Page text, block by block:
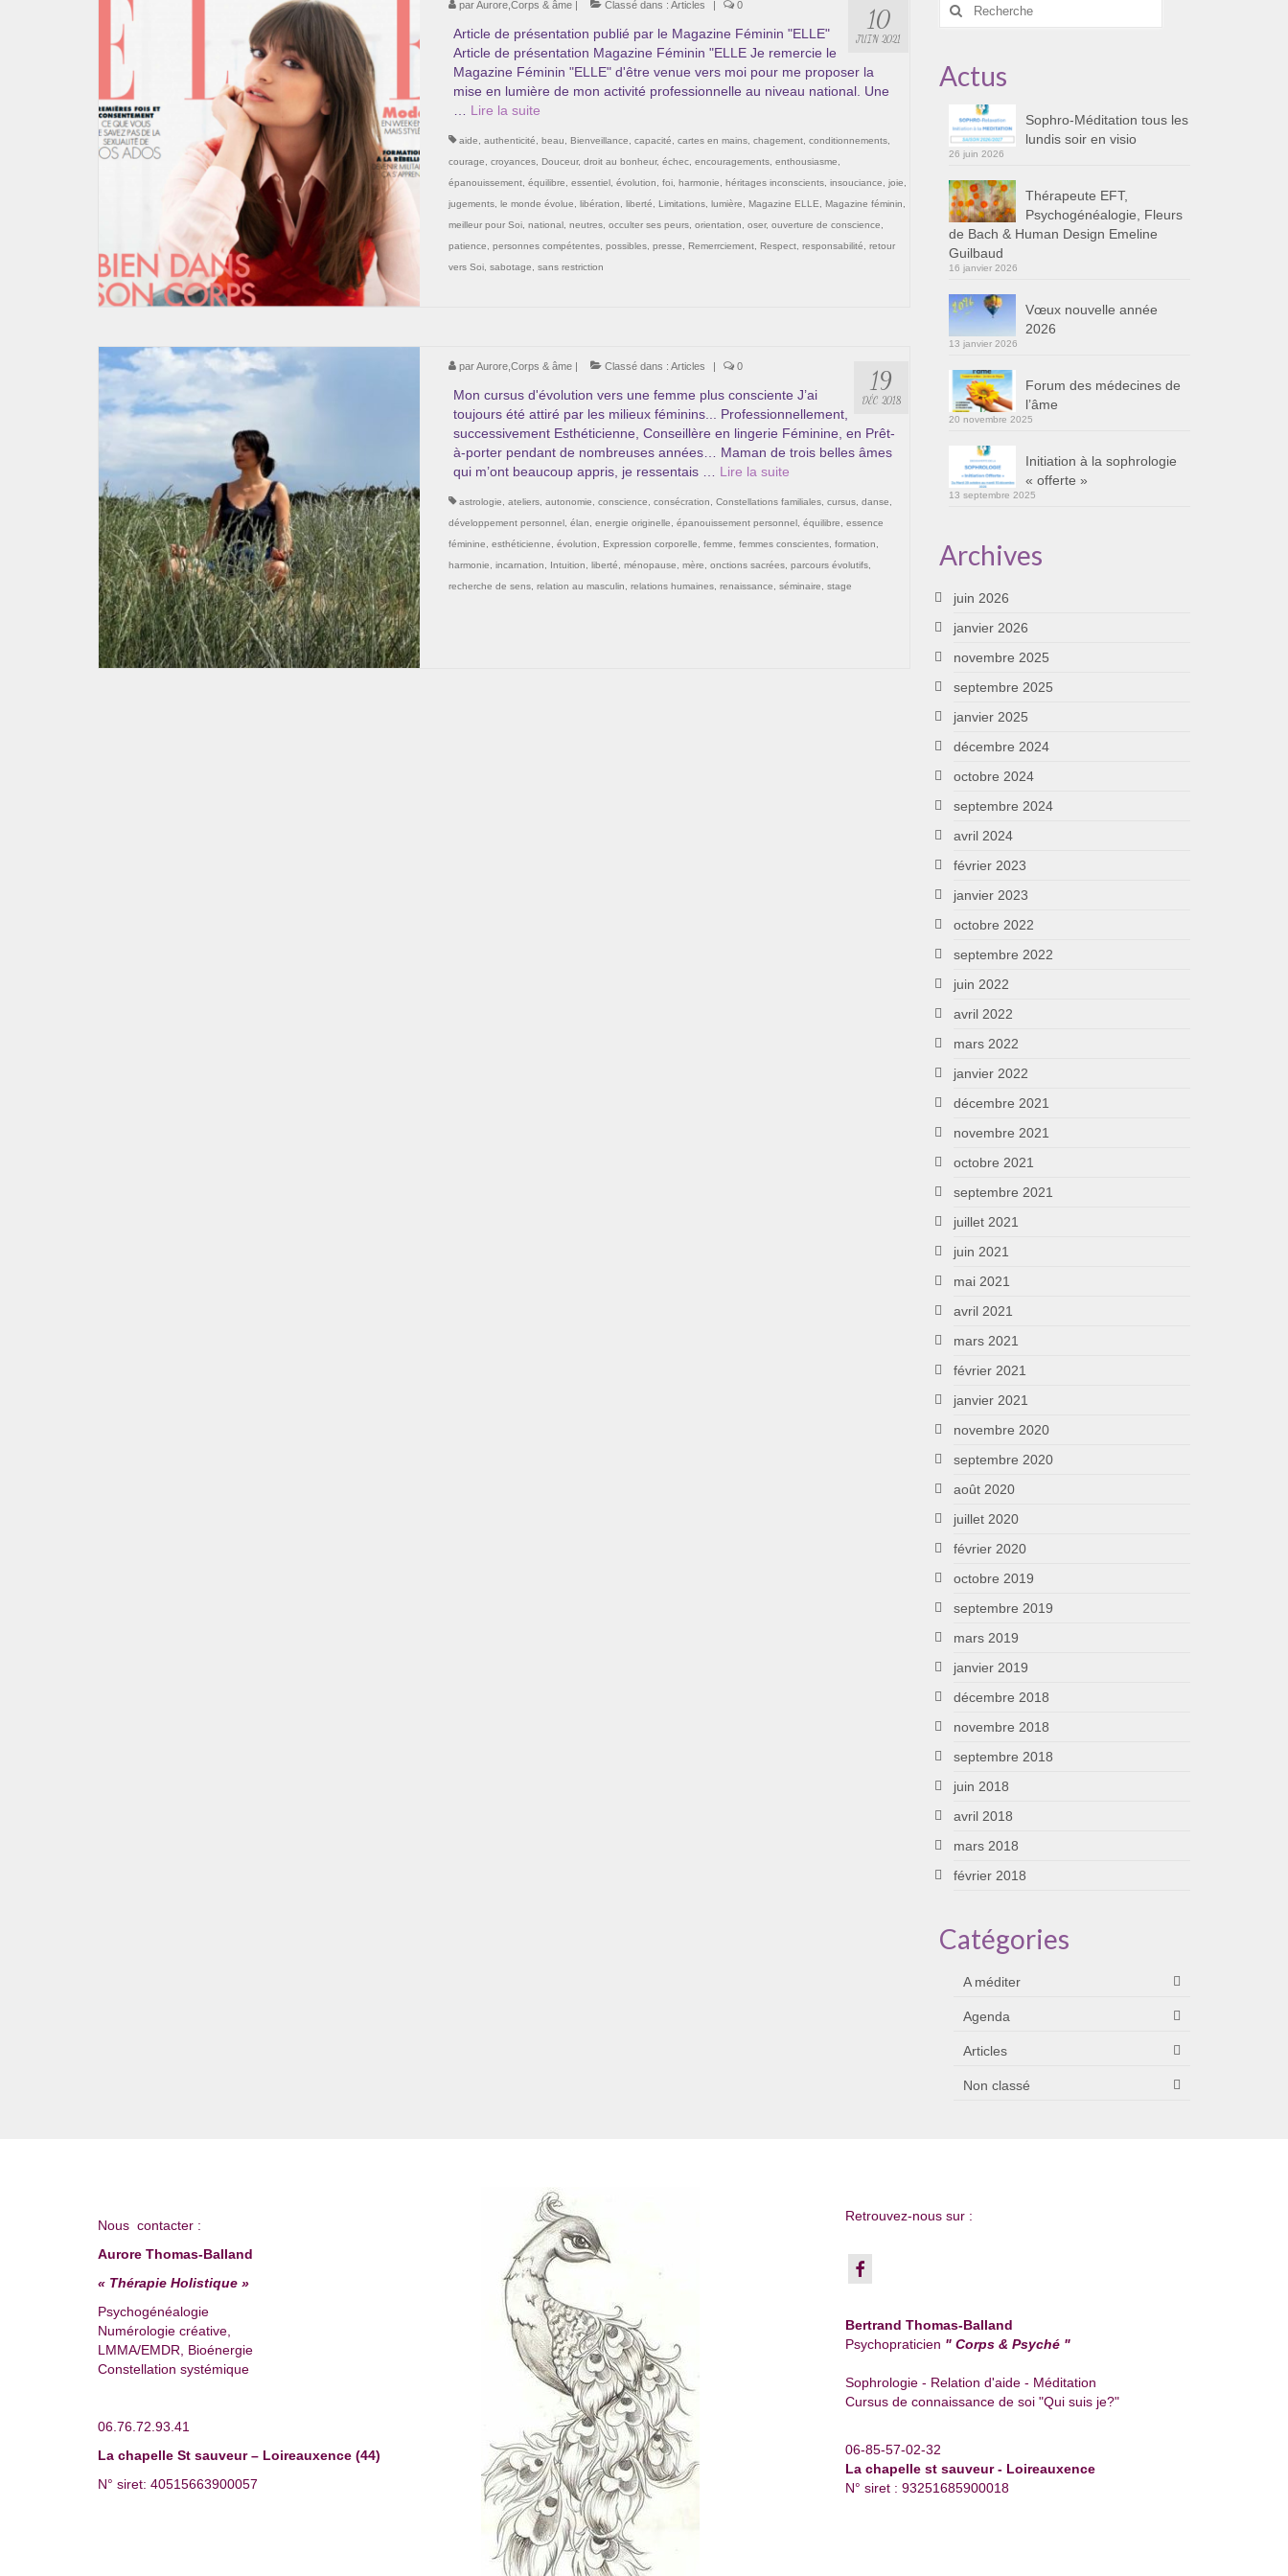
10
JUIN 2021
parAurore,Corps & âme| Classé dans : Articles | 0
Article de présentation publié par le Magazine Féminin "ELLE"
Article de présentation Magazine Féminin "ELLE Je remercie le
Magazine Féminin "ELLE" d'être venue vers moi pour me proposer la
mise en lumière de mon activité professionnelle au niveau national. Une
Lire la suite­­
aide authenticité beau Bienveillance capacité cartes en mains, chagement, conditionnements,
courage
croyances, Douceur, droit au bonheur, échec, encouragements, enthousiasme
épanouissement, équilibre essentiel, évolution foi, harmonie héritages inconscients, insouciance joie
jugements, le monde évolue libération liberté Limitations, lumière Magazine ELLE Magazine féminin
meilleur pour Soi, national, neutres, occulter ses peurs, orientation oser, ouverture de conscience
patience
personnes compétentes, possibles, presse Remerrciement, Respect, responsabilité
retour
vers Soi, sabotage sans restriction
19
DÉC 2018
parAurore,Corps & âme| Classé dans : Articles | 0
Mon cursus d'évolution vers une femme plus consciente J’ai
toujours été attiré par les milieux féminins... Professionnellement,
successivement Esthéticienne, Conseillère en lingerie Féminine, en Prêt-
à-porter pendant de nombreuses années… Maman de trois belles âmes
qui m’ont beaucoup appris, je ressentais … Lire la suite­­
astrologie ateliers, autonomie conscience consécration Constellations familiales, cursus, danse
développement personnel, élan energie originelle épanouissement personnel, équilibre
essence
féminine
esthéticienne évolution Expression corporelle femme femmes conscientes, formation
harmonie
incarnation Intuition liberté ménopause mère onctions sacrées, parcours évolutifs,
recherche de sens, relation au masculin relations humaines, renaissance séminaire stage
Actus
Sophro-Méditation tous les
lundis soir en visio
26 juin 2026
Thérapeute EFT,
Psychogénéalogie, Fleurs
de Bach & Human Design Emeline
Guilbaud
16 janvier 2026
Vœux nouvelle année
2026
13 janvier 2026
Forum des médecines de
l’âme
20 novembre 2025
Initiation à la sophrologie
« offerte »
13 septembre 2025
Archives
juin 2026
janvier 2026
novembre 2025
septembre 2025
janvier 2025
décembre 2024
octobre 2024
septembre 2024
avril 2024
février 2023
janvier 2023
octobre 2022
septembre 2022
juin 2022
avril 2022
mars 2022
janvier 2022
décembre 2021
novembre 2021
octobre 2021
septembre 2021
juillet 2021
juin 2021
mai 2021
avril 2021
mars 2021
février 2021
janvier 2021
novembre 2020
septembre 2020
août 2020
juillet 2020
février 2020
octobre 2019
septembre 2019
mars 2019
janvier 2019
décembre 2018
novembre 2018
septembre 2018
juin 2018
avril 2018
mars 2018
février 2018
Catégories
A méditer
Agenda
Articles
Non classé
Nous contacter :
Aurore Thomas-Balland
« Thérapie Holistique »
Psychogénéalogie
Numérologie créative,
LMMA/EMDR, Bioénergie
Constellation systémique
06.76.72.93.41
La chapelle St sauveur – Loireauxence (44)
N° siret: 40515663900057
Retrouvez-nous sur :
Bertrand Thomas-Balland
Psychopraticien " Corps & Psyché "
Sophrologie - Relation d'aide - Méditation
Cursus de connaissance de soi "Qui suis je?"
06-85-57-02-32
La chapelle st sauveur - Loireauxence
N° siret : 93251685900018